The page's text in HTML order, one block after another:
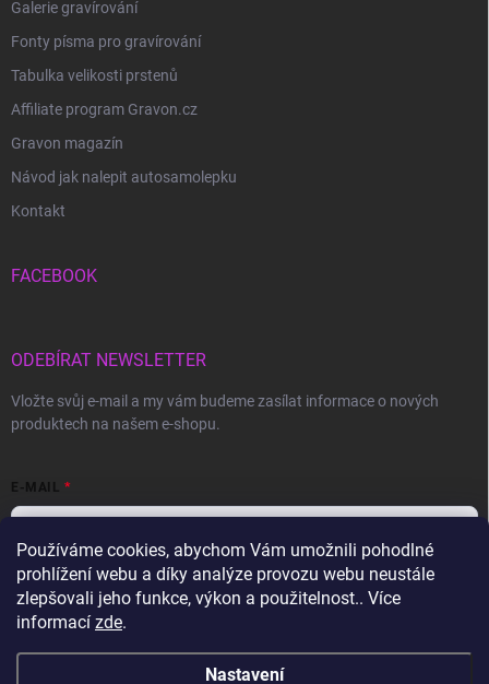
Používáme cookies, abychom Vám umožnili pohodlné
prohlížení webu a díky analýze provozu webu neustále
zlepšovali jeho funkce, výkon a použitelnost.. Více
informací zde.
Nastavení
Galerie gravírování
Fonty písma pro gravírování
Tabulka velikosti prstenů
Affiliate program Gravon.cz
Gravon magazín
Návod jak nalepit autosamolepku
Kontakt
FACEBOOK
ODEBÍRAT NEWSLETTER
Vložte svůj e-mail a my vám budeme zasílat informace o nových
produktech na našem e-shopu.
E-MAIL
Vložením e-mailu souhlasíte spodmínkami ochrany osobních údajů
Přihlásit se